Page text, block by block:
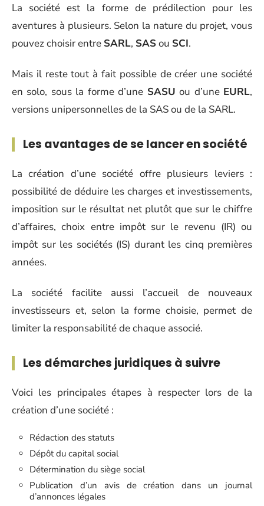
La société est la forme de prédilection pour les
aventures à plusieurs. Selon la nature du projet, vous
pouvez choisir entre SARL, SASou SCI.
Mais il reste tout à fait possible de créer une société
en solo, sous la forme d’une SASU ou d’une EURL,
versions unipersonnelles de la SAS ou de la SARL.
Les avantages de se lancer en société
La création d’une société offre plusieurs leviers :
possibilité de déduire les charges et investissements,
imposition sur le résultat net plutôt que sur le chiffre
d’affaires, choix entre impôt sur le revenu (IR) ou
impôt sur les sociétés (IS) durant les cinq premières
années.
La société facilite aussi l’accueil de nouveaux
investisseurs et, selon la forme choisie, permet de
limiter la responsabilité de chaque associé.
Les démarches juridiques à suivre
Voici les principales étapes à respecter lors de la
création d’une société :
Rédaction des statuts
Dépôt du capital social
Détermination du siège social
Publication d’un avis de création dans un journal
d’annonces légales